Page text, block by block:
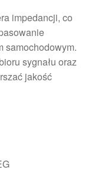
impedancji, co
samochodowym.
sygnału oraz
jakość